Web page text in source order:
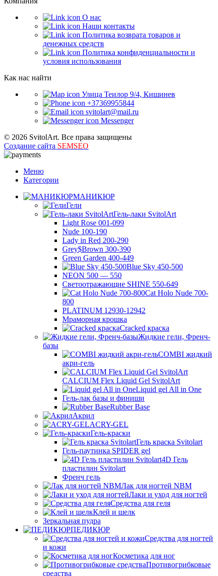
О нас
Наши контакты
Политика возврата товаров и
денежных средств
Политика конфиденциальности и
условия использования
Как нас найти
Улица Теилор 9/4, Кишинев
+37369955844
svitolart@mail.ru
Messenger
© 2026 SvitolArt. Все права защищены
Создание сайта SEMSEO
Меню
Категории
МАНИКЮР
Гели
Гель-лаки SvitolArt
Light Rose 001-099
Nude 100-190
Lady in Red 200-290
Grey$Brown 300-390
Green Garden 400-449
Blue Sky 450-500
NEON 500 — 550
Светоотражающие SHINE 550-649
Cat Holo Nude 700-
800
PLATINUM 12930-12942
Мраморная крошка
Cracked краска
Жидкие гели, Френч-
базы
COMBI жидкий
акри-гель
CALCIUM Flex Liquid Gel SvitolArt
Liquid gel All in One
Гель-лак базы и финиши
Rubber Base
Акрил
ACRY-GEL
Гель-краски
Гель краска Svitolart
Гель-паутинка SPIDER gel
4D Гель
пластилин Svitolart
Френч гель
Лак для ногтей NBM
Лаки и уход для ногтей
Средства для геля
Клей и шелк
Зеркальная пудра
ПЕДИКЮР
Средства для ногтей
и кожи
Косметика для ног
Противогрибковые
средства